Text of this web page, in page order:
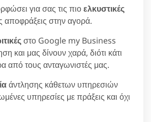
για σας τις πιοελκυστικές
αποφράξεις στην αγορά.
στο Google my Business
και μας δίνουν χαρά, διότι κάτι
από τους ανταγωνιστές μας.
άντλησης κάθετων υπηρεσιών
υπηρεσίες με πράξεις και όχι